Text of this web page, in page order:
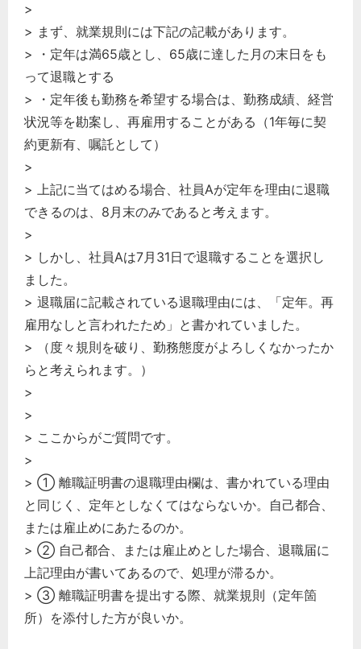
>
> まず、就業規則には下記の記載があります。
> ・定年は満65歳とし、65歳に達した月の末日をも
って退職とする
> ・定年後も勤務を希望する場合は、勤務成績、経営
状況等を勘案し、再雇用することがある（1年毎に契
約更新有、嘱託として）
>
> 上記に当てはめる場合、社員Aが定年を理由に退職
できるのは、8月末のみであると考えます。
>
> しかし、社員Aは7月31日で退職することを選択し
ました。
> 退職届に記載されている退職理由には、「定年。再
雇用なしと言われたため」と書かれていました。
> （度々規則を破り、勤務態度がよろしくなかったか
らと考えられます。）
>
>
> ここからがご質問です。
>
> ① 離職証明書の退職理由欄は、書かれている理由
と同じく、定年としなくてはならないか。自己都合、
または雇止めにあたるのか。
> ② 自己都合、または雇止めとした場合、退職届に
上記理由が書いてあるので、処理が滞るか。
> ③ 離職証明書を提出する際、就業規則（定年箇
所）を添付した方が良いか。